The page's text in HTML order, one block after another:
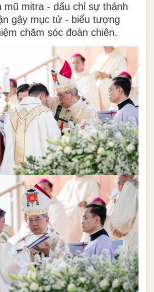
mũ mitra - dấu chỉ sự thánh
gậy mục tử - biểu tượng
chăm sóc đoàn chiên.